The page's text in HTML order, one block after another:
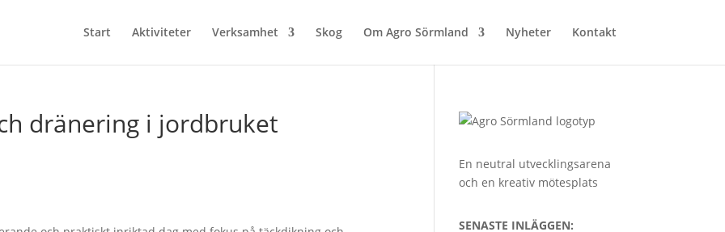
Start Aktiviteter Verksamhet Skog Om Agro Sörmland Nyheter Kontakt
dränering i jordbruket
En neutral utvecklingsarena
och en kreativ mötesplats
SENASTE INLÄGGEN: